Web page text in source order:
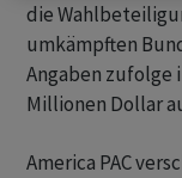
die
umkämpften
Angaben zufolge
Millionen Dollar
America PAC